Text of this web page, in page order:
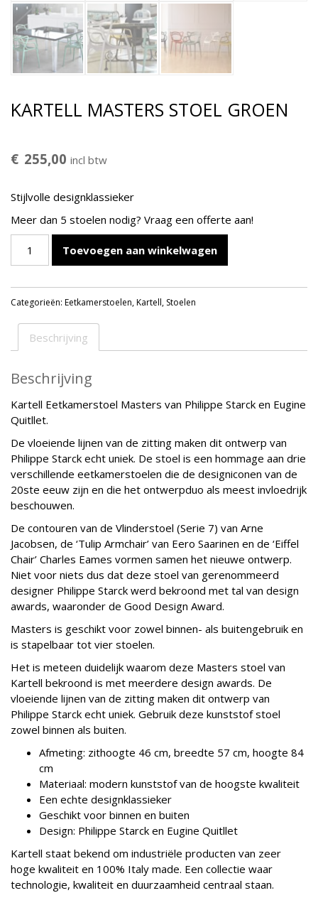
KARTELL MASTERS STOEL GROEN
€ 255,00 incl btw
Stijlvolle designklassieker
Meer dan 5 stoelen nodig? Vraag een offerte aan!
MASTERS
GROEN
aantal
Toevoegen aan winkelwagen
Categorieën: Eetkamerstoelen,Kartell, Stoelen
Beschrijving
Beschrijving
Kartell Eetkamerstoel Masters van Philippe Starck en Eugine
Quitllet.
De vloeiende lijnen van de zitting maken dit ontwerp van
Philippe Starck echt uniek. De stoel is een hommage aan drie
verschillende eetkamerstoelen die de designiconen van de
20ste eeuw zijn en die het ontwerpduo als meest invloedrijk
beschouwen.
De contouren van de Vlinderstoel (Serie 7) van Arne
Jacobsen, de ‘Tulip Armchair’ van Eero Saarinen en de ‘Eiffel
Chair’ Charles Eames vormen samen het nieuwe ontwerp.
Niet voor niets dus dat deze stoel van gerenommeerd
designer Philippe Starck werd bekroond met tal van design
awards, waaronder de Good Design Award.
Masters is geschikt voor zowel binnen- als buitengebruik en
is stapelbaar tot vier stoelen.
Het is meteen duidelijk waarom deze Masters stoel van
Kartell bekroond is met meerdere design awards. De
vloeiende lijnen van de zitting maken dit ontwerp van
Philippe Starck echt uniek. Gebruik deze kunststof stoel
zowel binnen als buiten.
Afmeting: zithoogte 46 cm, breedte 57 cm, hoogte 84
cm
Materiaal: modern kunststof van de hoogste kwaliteit
Een echte designklassieker
Geschikt voor binnen en buiten
Design: Philippe Starck en Eugine Quitllet
Kartell staat bekend om industriële producten van zeer
hoge kwaliteit en 100% Italy made. Een collectie waar
technologie, kwaliteit en duurzaamheid centraal staan.